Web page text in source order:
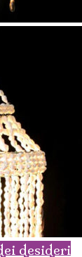
desideri